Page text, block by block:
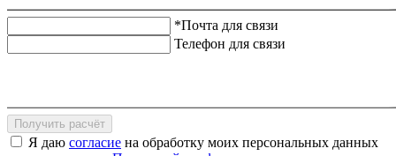
*Почта для связи
Телефон для связи
Получить расчёт
Я даю согласие на обработку моих персональных данных